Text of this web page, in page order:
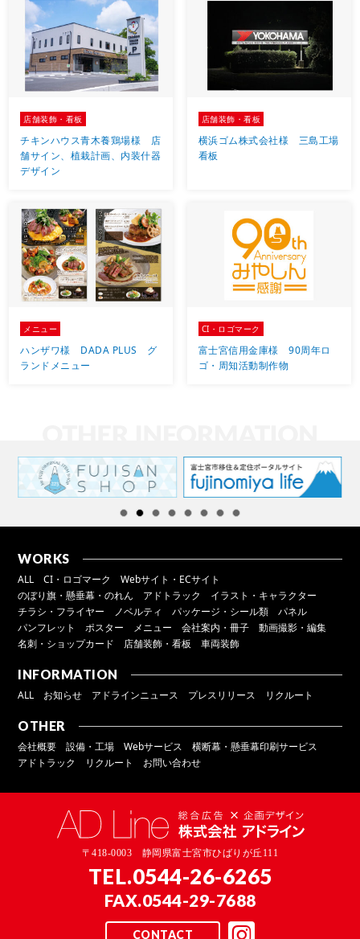
店舗装飾・看板
チキンハウス青木養鶏場様 店
舗サイン、植栽計画、内装什器
デザイン
店舗装飾・看板
横浜ゴム株式会社様 三島工場
看板
メニュー
ハンザワ様 DADA PLUS グ
ランドメニュー
CI・ロゴマーク
富士宮信用金庫様 90周年ロ
ゴ・周知活動制作物
WORKS
ALL CI・ロゴマーク
Webサイト・ECサイト
のぼり旗・懸垂幕・のれん
アドトラック
イラスト・キャラクター
チラシ・フライヤー
ノベルティ パッケージ・シール類
パネル
パンフレット
ポスター メニュー 会社案内・冊子
動画撮影・編集
名刺・ショップカード
店舗装飾・看板 車両装飾
INFORMATION
ALL お知らせ アドラインニュース プレスリリース リクルート
OTHER
会社概要 設備・工場 Webサービス
横断幕・懸垂幕印刷サービス
アドトラック
リクルート お問い合わせ
〒418-0003 静岡県富士宮市ひばりが丘111
TEL.0544-26-6265
FAX.0544-29-7688
CONTACT